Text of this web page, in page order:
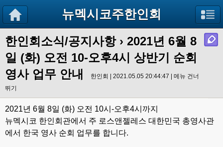
뉴멕시코주한인회
한인회소식/공지사항› 2021년 6월 8
일 (화) 오전 10-오후4시 상반기 순회
영사 업무 안내
한인회 | 2021.05.05 20:44:47 | 메뉴 건너
뛰기
2021년 6월 8일 (화) 오전 10시-오후4시까지
뉴멕시코 한인회관에서 주 로스앤젤레스 대한민국 총영사관
에서 한국 영사 순회 업무를 합니다.